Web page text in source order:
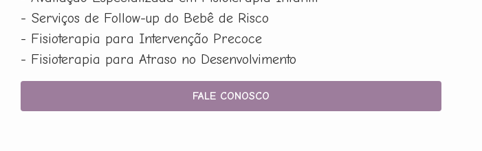
- Serviços de Follow-up do Bebê de Risco
- Fisioterapia para Intervenção Precoce
- Fisioterapia para Atraso no Desenvolvimento
FALE CONOSCO